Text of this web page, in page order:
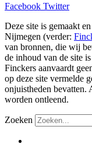
Facebook Twitter
Deze site is gemaakt
Nijmegen (verder:
van bronnen, die wij
de inhoud van de site
Finckers aanvaardt
op deze site vermelde
onjuistheden bevatten.
worden ontleend.
Zoeken